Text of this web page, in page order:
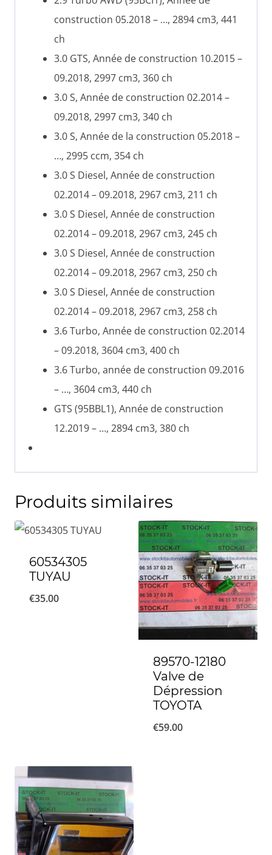
construction 05.2018 – …, 2894 cm3, 441
ch
3.0 GTS, Année de construction 10.2015 –
09.2018, 2997 cm3, 360 ch
3.0 S, Année de construction 02.2014 –
09.2018, 2997 cm3, 340 ch
3.0 S, Année de la construction 05.2018 –
…, 2995 ccm, 354 ch
3.0 S Diesel, Année de construction
02.2014 – 09.2018, 2967 cm3, 211 ch
3.0 S Diesel, Année de construction
02.2014 – 09.2018, 2967 cm3, 245 ch
3.0 S Diesel, Année de construction
02.2014 – 09.2018, 2967 cm3, 250 ch
3.0 S Diesel, Année de construction
02.2014 – 09.2018, 2967 cm3, 258 ch
3.6 Turbo, Année de construction 02.2014
– 09.2018, 3604 cm3, 400 ch
3.6 Turbo, année de construction 09.2016
– …, 3604 cm3, 440 ch
GTS (95BBL1), Année de construction
12.2019 – …, 2894 cm3, 380 ch
Produits similaires
60534305
TUYAU
€35.00
89570-12180
Valve de
Dépression
TOYOTA
€59.00